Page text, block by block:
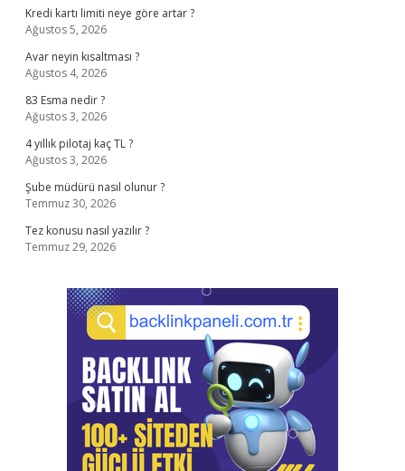
Kredi kartı limiti neye göre artar ?
Ağustos 5, 2026
Avar neyin kısaltması ?
Ağustos 4, 2026
83 Esma nedir ?
Ağustos 3, 2026
4 yıllık pilotaj kaç TL ?
Ağustos 3, 2026
Şube müdürü nasıl olunur ?
Temmuz 30, 2026
Tez konusu nasıl yazılır ?
Temmuz 29, 2026